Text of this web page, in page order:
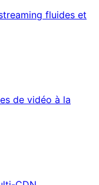
fluides et
de vidéo à la